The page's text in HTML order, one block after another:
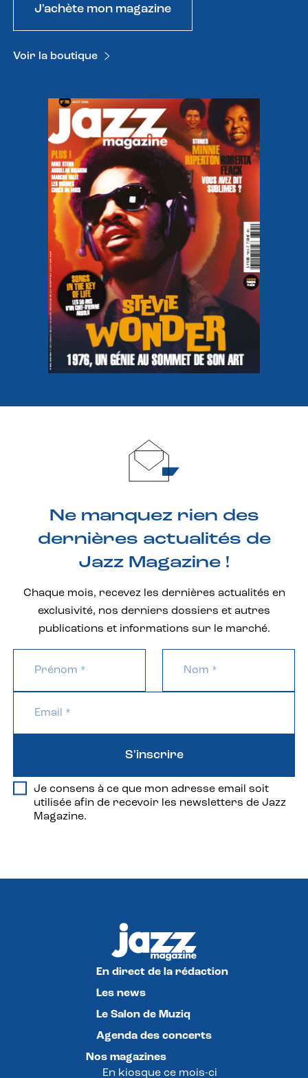
J'achète mon magazine
Voir la boutique
Ne manquez rien des
dernières actualités de
Jazz Magazine !
Chaque mois, recevez les dernières actualités en
exclusivité, nos derniers dossiers et autres
publications et informations sur le marché.
Je consens à ce que mon adresse email soit
utilisée afin de recevoir les newsletters de Jazz
Magazine.
S'inscrire
En direct de la rédaction
Les news
Le Salon de Muziq
Agenda des concerts
Nos magazines
En kiosque ce mois-ci